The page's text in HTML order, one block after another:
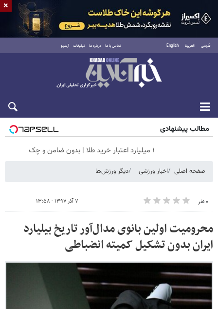
فارسی العربية English تماس با ما درباره ما تبلیغات آرشیو
جمعه ۱۶ مرداد ۱۴۰۵
مطالب پیشنهادی
۱ میلیارد اعتبار خرید طلا | بدون ضامن و چک
صفحه اصلی اخبار ورزشی دیگر ورزش‌ها
۰ نفر ۷ آذر ۱۳۹۷ - ۱۳:۵۸
محرومیت اولین بانوی مدال‌آور تاریخ بیلیارد
ایران بدون تشکیل کمیته انضباطی
×